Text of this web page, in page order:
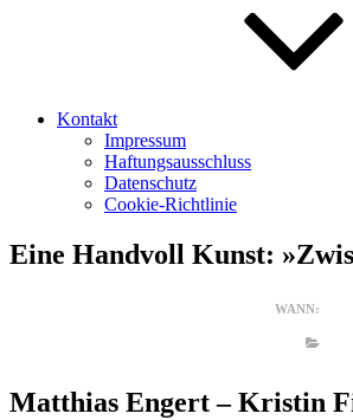
Kontakt
Impressum
Haftungsausschluss
Datenschutz
Cookie-Richtlinie
Eine Handvoll Kunst:
WANN:
Matthias Engert – Kristin